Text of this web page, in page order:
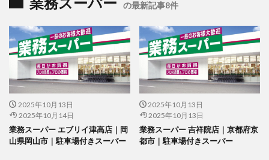
の最新記事8件
2025年10月13日
2025年10月14日
業務スーパー エブリイ津高店｜岡
山県岡山市｜駐車場付きスーパー
2025年10月13日
2025年10月13日
業務スーパー 吉祥院店｜京都府京
都市｜駐車場付きスーパー